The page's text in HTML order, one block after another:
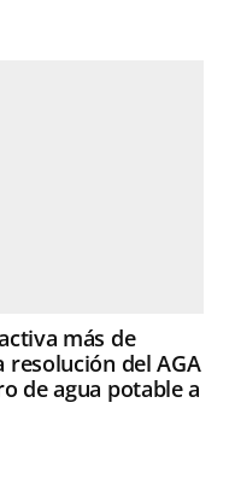
más de
resolución del AGA
de agua potable a